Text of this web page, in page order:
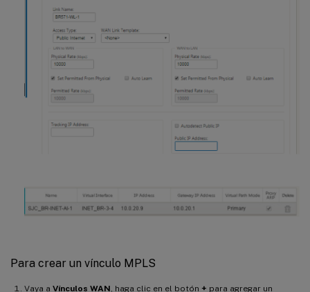
Para crear un vínculo MPLS
Vaya a Vínculos WAN, haga clic en el botón + para agregar un